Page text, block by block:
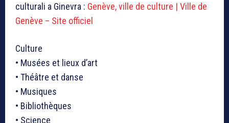
culturali a Ginevra : Genève, ville de culture | Ville de
Genève – Site officiel
Culture
• Musées et lieux d’art
• Théâtre et danse
• Musiques
• Bibliothèques
• Science